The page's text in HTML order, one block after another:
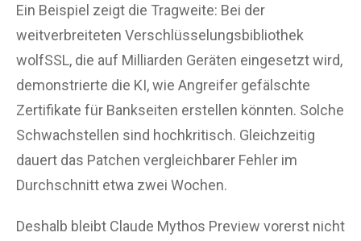
Ein Beispiel zeigt die Tragweite: Bei der
weitverbreiteten Verschlüsselungsbibliothek
wolfSSL, die auf Milliarden Geräten eingesetzt wird,
demonstrierte die KI, wie Angreifer gefälschte
Zertifikate für Bankseiten erstellen könnten. Solche
Schwachstellen sind hochkritisch. Gleichzeitig
dauert das Patchen vergleichbarer Fehler im
Durchschnitt etwa zwei Wochen.
Deshalb bleibt Claude Mythos Preview vorerst nicht